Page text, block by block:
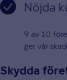
Nöjda
9 av 10
ger vår
Skydda